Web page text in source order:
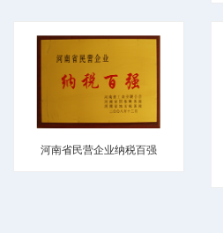
河南省民营企业纳税百强